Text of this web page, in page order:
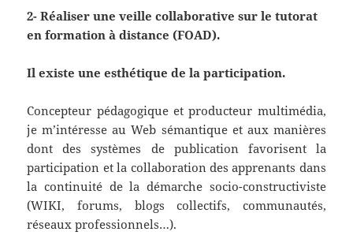
2- Réaliser une veille collaborative sur le tutorat
en formation à distance (FOAD).
Il existe une esthétique de la participation.
Concepteur pédagogique et producteur multimédia,
je m’intéresse au Web sémantique et aux manières
dont des systèmes de publication favorisent la
participation et la collaboration des apprenants dans
la continuité de la démarche socio-constructiviste
(WIKI, forums, blogs collectifs, communautés,
réseaux professionnels…).